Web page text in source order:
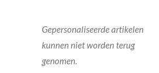
Gepersonaliseerde artikelen
kunnen niet worden terug
genomen.